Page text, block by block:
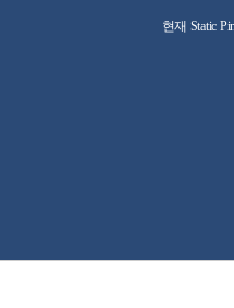
현재 Static